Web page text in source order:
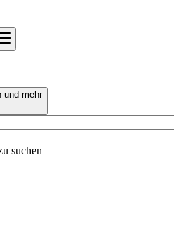
und mehr
suchen